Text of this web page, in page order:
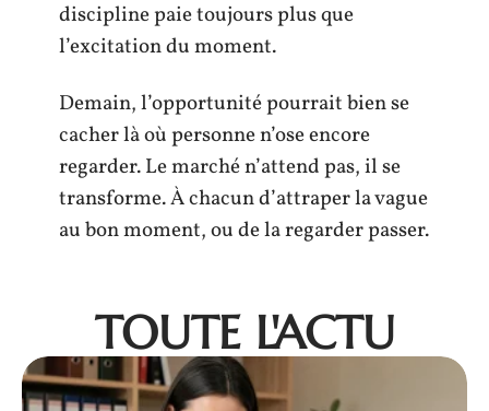
discipline paie toujours plus que
l’excitation du moment.
Demain, l’opportunité pourrait bien se
cacher là où personne n’ose encore
regarder. Le marché n’attend pas, il se
transforme. À chacun d’attraper la vague
au bon moment, ou de la regarder passer.
TOUTE L'ACTU